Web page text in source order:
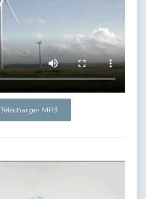
Télécharger MP3